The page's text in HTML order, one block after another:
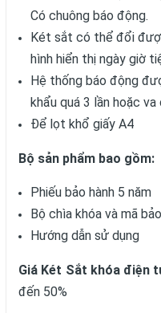
Có chuông báo động.
Két sắt có thể đổi
hình hiển thị ngày giờ
Hệ thống báo động
khẩu quá 3 lần hoặc va
Để lọt khổ giấy A4
Bộ sản phẩm bao gồm:
Phiếu bảo hành 5 năm
Bộ chìa khóa và mã
Hướng dẫn sử dụng
Giá Két Sắt khóa điện
đến 50%